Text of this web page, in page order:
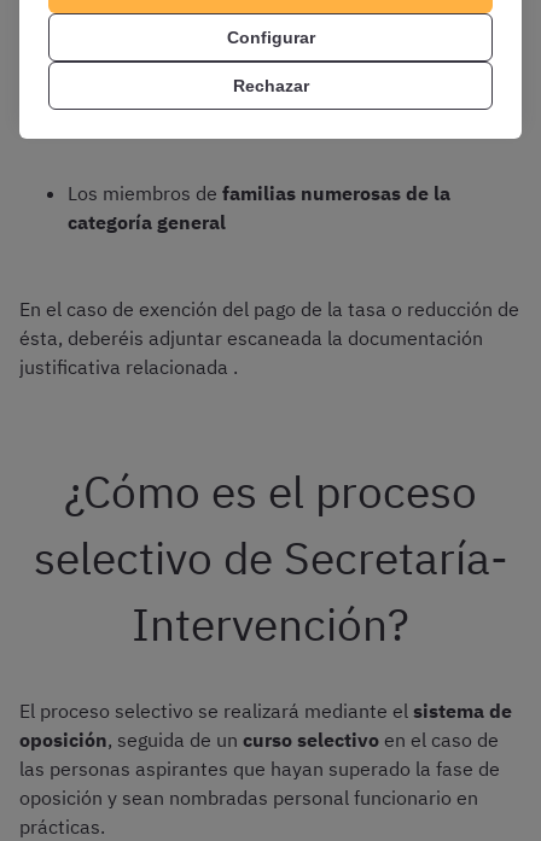
Lasvíctimas del terrorismo
Tendrán unabonificación del 50 %:
Los miembros de familias numerosas de la
categoría general
En el caso de exención del pago de la tasa o reducción de
ésta, deberéis adjuntar escaneada la documentación
justificativa relacionada .
¿Cómo es el proceso
selectivo de Secretaría-
Intervención?
El proceso selectivo se realizará mediante el sistema de
oposición, seguida de un curso selectivo en el caso de
las personas aspirantes que hayan superado la fase de
oposición y sean nombradas personal funcionario en
prácticas.
Configurar
Rechazar